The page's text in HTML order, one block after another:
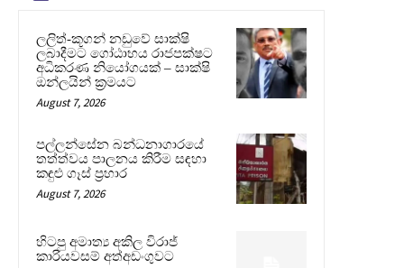
ලලිත්-කූගන් නඩුවේ සාක්ෂි
ලබාදීමට ගෝඨාභය රාජපක්ෂට
අධිකරණ නියෝගයක් – සාක්ෂි
ඔන්ලයින් ක්‍රමයට
August 7, 2026
පල්ලන්සේන බන්ධනාගාරයේ
තත්ත්වය පාලනය කිරීම සඳහා
කඳුළු ගෑස් ප්‍රහාර
August 7, 2026
හිටපු අමාත්‍ය අකිල විරාජ්
කාරියවසම් අත්අඩංගුවට